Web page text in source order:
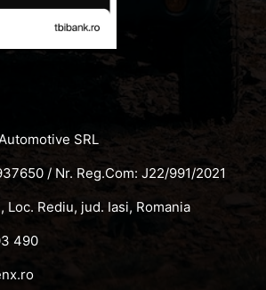
SRL
/ Nr. Reg.Com: J22/991/2021
Loc. Rediu, jud. Iasi, Romania
490